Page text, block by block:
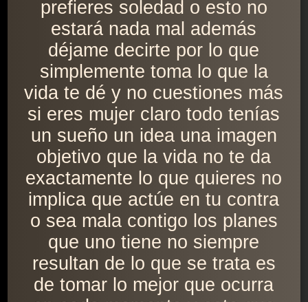
prefieres soledad o esto no
estará nada mal además
déjame decirte por lo que
simplemente toma lo que la
vida te dé y no cuestiones más
si eres mujer claro todo tenías
un sueño un idea una imagen
objetivo que la vida no te da
exactamente lo que quieres no
implica que actúe en tu contra
o sea mala contigo los planes
que uno tiene no siempre
resultan de lo que se trata es
de tomar lo mejor que ocurra